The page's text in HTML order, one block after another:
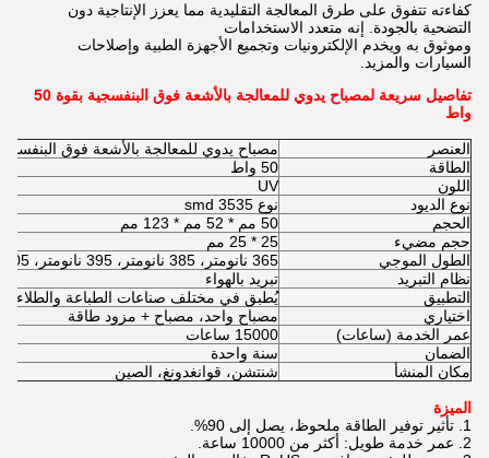
كفاءته تتفوق على طرق المعالجة التقليدية مما يعزز الإنتاجية دون
التضحية بالجودة. إنه متعدد الاستخدامات
وموثوق به ويخدم الإلكترونيات وتجميع الأجهزة الطبية وإصلاحات
السيارات والمزيد.
تفاصيل سريعة لمصباح يدوي للمعالجة بالأشعة فوق البنفسجية بقوة 50
واط
العنصر
مصباح يدوي للمعالجة بالأشعة فوق البنفسجية
الطاقة
50 واط
اللون
UV
نوع الديود
نوع 3535 smd
الحجم
50 مم * 52 مم * 123 مم
حجم مضيء
25 * 25 مم
الطول الموجي
365 نانومتر، 385 نانومتر، 395 نانومتر، 405 نانومتر
نظام التبريد
تبريد بالهواء
التطبيق
يُطبق في مختلف صناعات الطباعة والطلاء
اختياري
مصباح واحد، مصباح + مزود طاقة
عمر الخدمة (ساعات)
15000 ساعات
الضمان
سنة واحدة
مكان المنشأ
شنتشن، قوانغدونغ، الصين
الميزة
1. تأثير توفير الطاقة ملحوظ، يصل إلى 90%.
2. عمر خدمة طويل: أكثر من 10000 ساعة.